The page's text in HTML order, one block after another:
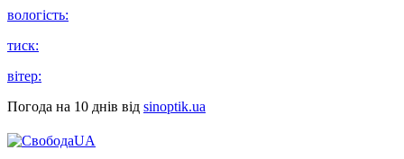
вологість:
тиск:
вітер:
Погода на 10 днів від sinoptik.ua